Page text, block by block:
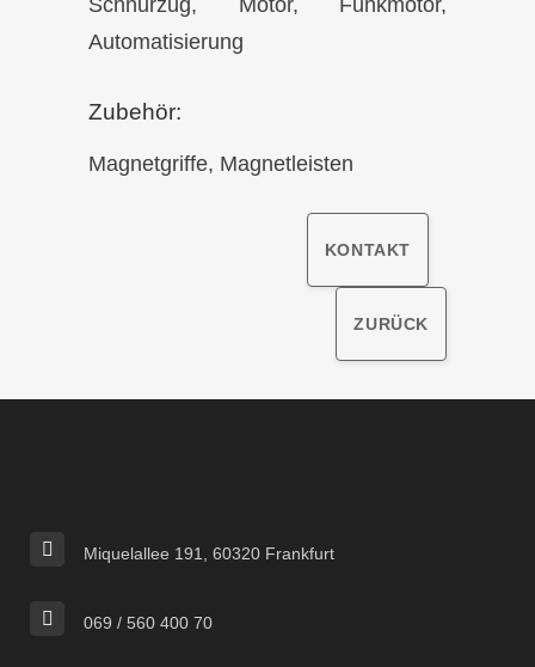
Schnurzug, Motor, Funkmotor,
Automatisierung
Zubehör:
Magnetgriffe, Magnetleisten
KONTAKT
ZURÜCK
Miquelallee 191, 60320 Frankfurt
069 / 560 400 70